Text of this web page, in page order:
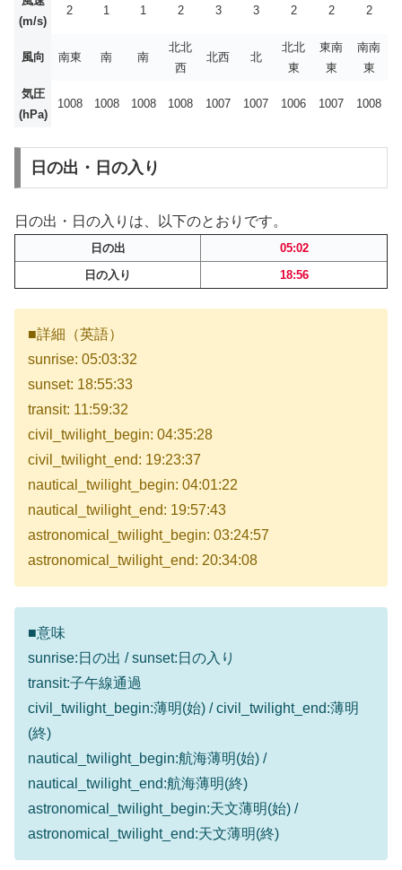
(m/s)
2 1 1 2 3 3 2 2 2
風向 南東 南 南
北北
西
北西 北
北北
東
東南
東
南南
東
気圧
(hPa)
1008 1008 1008 1008 1007 1007 1006 1007 1008
日の出・日の入り
日の出・日の入りは、以下のとおりです。
日の出
05:02
日の入り
18:56
■詳細（英語）
sunrise: 05:03:32
sunset: 18:55:33
transit: 11:59:32
civil_twilight_begin: 04:35:28
civil_twilight_end: 19:23:37
nautical_twilight_begin: 04:01:22
nautical_twilight_end: 19:57:43
astronomical_twilight_begin: 03:24:57
astronomical_twilight_end: 20:34:08
■意味
sunrise:日の出 / sunset:日の入り
transit:子午線通過
civil_twilight_begin:薄明(始) / civil_twilight_end:薄明
(終)
nautical_twilight_begin:航海薄明(始) /
nautical_twilight_end:航海薄明(終)
astronomical_twilight_begin:天文薄明(始) /
astronomical_twilight_end:天文薄明(終)